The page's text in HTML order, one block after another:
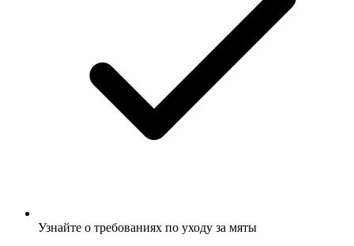
Узнайте о требованиях по уходу за мяты